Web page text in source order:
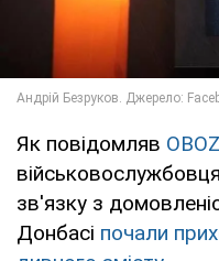
Як повідомляв
зв'язку з
Донбасі почали